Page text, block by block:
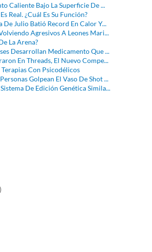
Caliente Bajo La Superficie De ...
Real. ¿Cuál Es Su Función?
De Julio Batió Record En Calor Y...
Agresivos A Leones Mari...
La Arena?
Desarrollan Medicamento Que ...
En Threads, El Nuevo Compe...
Con Psicodélicos
Golpean El Vaso De Shot ...
De Edición Genética Simila...